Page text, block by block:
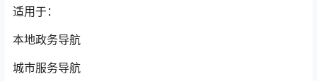
适用于：
本地政务导航
城市服务导航